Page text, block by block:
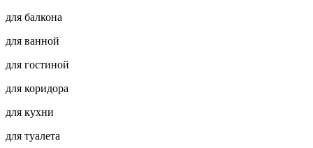
для балкона
для ванной
для гостиной
для коридора
для кухни
для туалета